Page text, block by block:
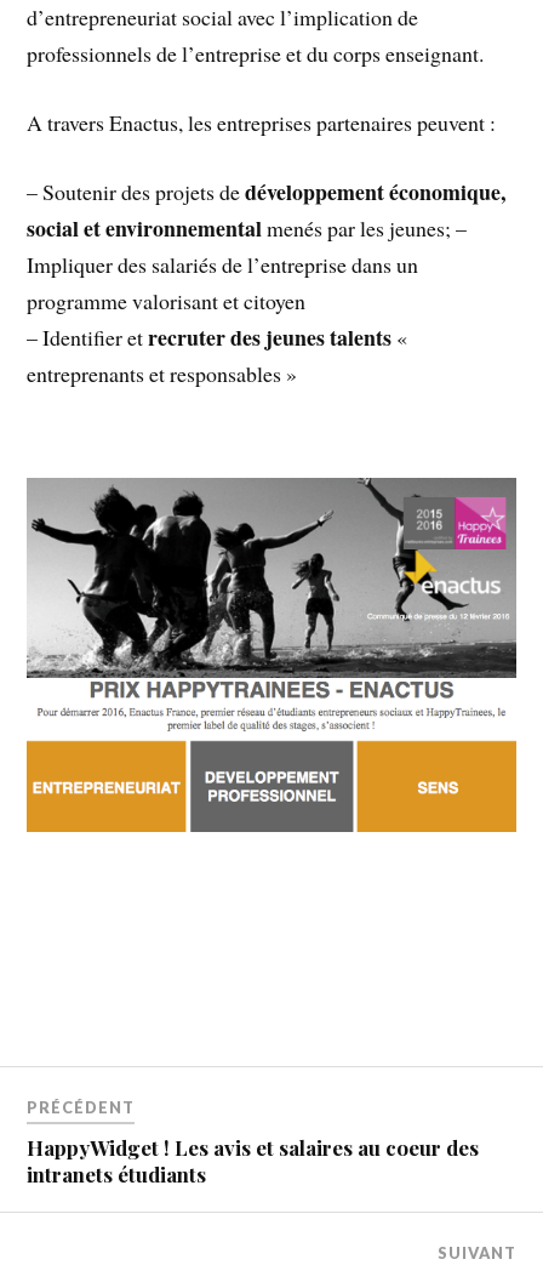
d’entrepreneuriat social avec l’implication de
professionnels de l’entreprise et du corps enseignant.
A travers Enactus, les entreprises partenaires peuvent :
– Soutenir des projets dedéveloppement économique,
social et environnementalmenés par les jeunes; –
Impliquer des salariés de l’entreprise dans un
programme valorisant et citoyen
– Identifier etrecruter des jeunes talents «
entreprenants et responsables »
PRÉCÉDENT
HappyWidget ! Les avis et salaires au coeur des
intranets étudiants
SUIVANT